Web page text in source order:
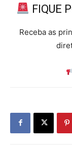
FIQUE
Receba as